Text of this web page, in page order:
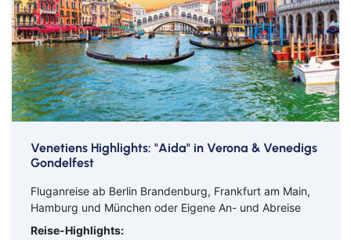
Klassische Konzerte
Konzertreisen
Kunst, Kultur & Kulinarik
Opernreisen
Premiumreisen
Sehenswürdigkeiten entdecken
Italien
Malta
Portugal
Spanien
Zypern
Fernreisen
Flusskreuzfahrt mit
Haustürabholung
Hochseekreuzfahrten
Hurtigruten
Loire Kreuzfahrt
Mein Schiff Kombireisen
Mosel Kreuzfahrten
Venetiens Highlights: "Aida" in Verona & Venedigs
Gondelfest
Fluganreise ab Berlin Brandenburg, Frankfurt am Main,
Hamburg und München oder Eigene An- und Abreise
Reise-Highlights: